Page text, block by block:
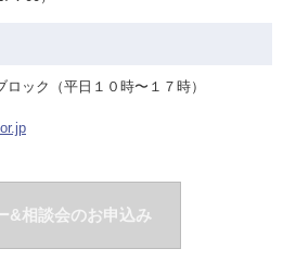
ック（平日１０時〜１７時）
&相談会のお申込み